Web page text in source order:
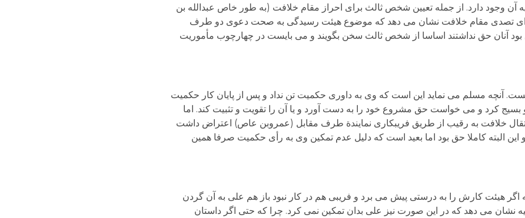
آن وجود دارد. از جمله تعیین شخص ثالث برای احراز مقام خلافت (به طور خاص عبدالله بن
تصدی مقام خلافت نشان می دهد که موضوع هیئت رسیدگی به صحت دعوی دو طرف
بود آنان حق نداشتند اساسا از شخص ثالث سخن بگویند و می بایست در چهارچوب مأموریت
آنچه مسلم می نماید این است که وی به داوری حکمیت تن نداد و پس از پایان کار حکمیت
بسیج کرد و می خواست حق مشروع خود را به دست آورد و یا آن را تقویت و تثبیت کند. اما
خلافت به رقیب از طریق فریبکاری نمایندة طرف مقابل (عمروبن عاص) اعتراض داشت
البته کاملا حق بود اما بعید است که دلیل عدم تمکین وی به رأی حکمیت صرفا همین
اگر هیئت کارش را به درستی پیش می برد و فریبی هم در کار نبود باز هم علی به آن گردن
نشان می دهد که در این صورت نیز علی بدان تمکین نمی کرد. چرا که حتی اگر داستان